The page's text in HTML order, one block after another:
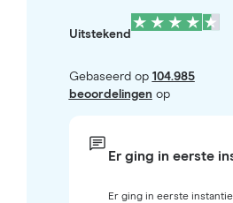
Uitstekend
Gebaseerd op 104.985
beoordelingen op
Er ging in eerste
Er ging in eerste